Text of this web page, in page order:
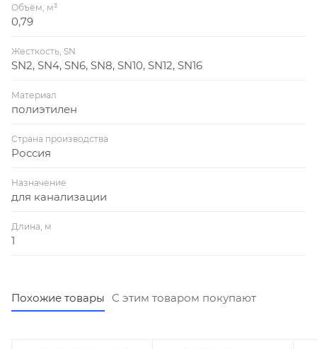
Объём, м³
0,79
Жесткость, SN
SN2, SN4, SN6, SN8, SN10, SN12, SN16
Материал
полиэтилен
Страна производства
Россия
Назначение
для канализации
Длина, м
1
Похожие товары С этим товаром покупают